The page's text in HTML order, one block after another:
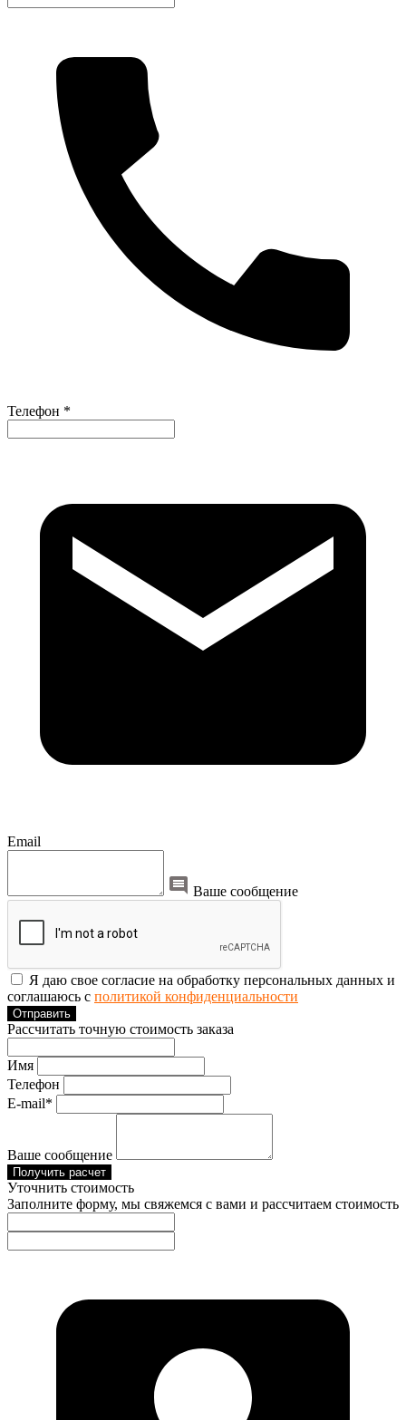
Телефон *
Email
Ваше сообщение
Я даю свое согласие на обработку персональных данных и
соглашаюсь с политикой конфиденциальности
Отправить
Рассчитать точную стоимость заказа
Имя
Телефон
E-mail*
Ваше сообщение
Получить расчет
Уточнить стоимость
Заполните форму, мы свяжемся с вами и рассчитаем стоимость